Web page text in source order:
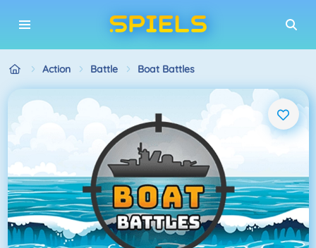
Action Battle Boat Battles